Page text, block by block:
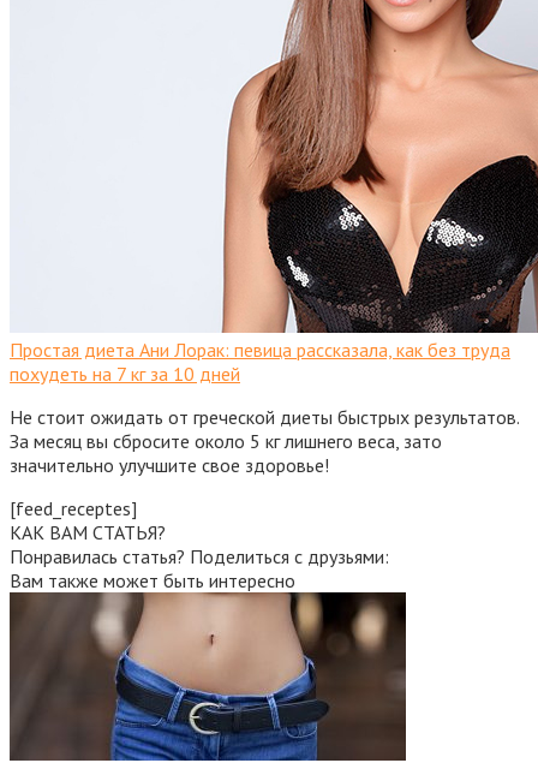
Простая диета Ани Лорак: певица рассказала, как без труда
похудеть на 7 кг за 10 дней
Не стоит ожидать от греческой диеты быстрых результатов.
За месяц вы сбросите около 5 кг лишнего веса, зато
значительно улучшите свое здоровье!
[feed_receptes]
КАК ВАМ СТАТЬЯ?
Понравилась статья? Поделиться с друзьями:
Вам также может быть интересно